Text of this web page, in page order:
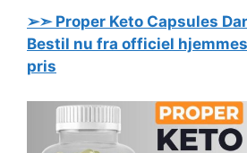
➢➣ Proper Keto Capsules
Bestil nu fra officiel
pris